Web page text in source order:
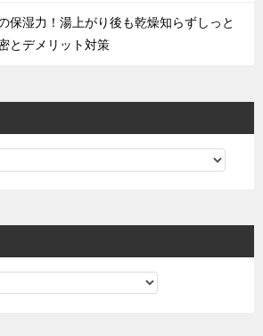
保湿力！湯上がり後も乾燥知らずしっと
とデメリット対策